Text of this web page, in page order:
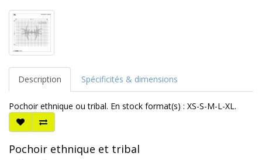
Description Spécificités & dimensions
Pochoir ethnique ou tribal. En stock format(s) : XS-S-M-L-XL.
Pochoir ethnique et tribal